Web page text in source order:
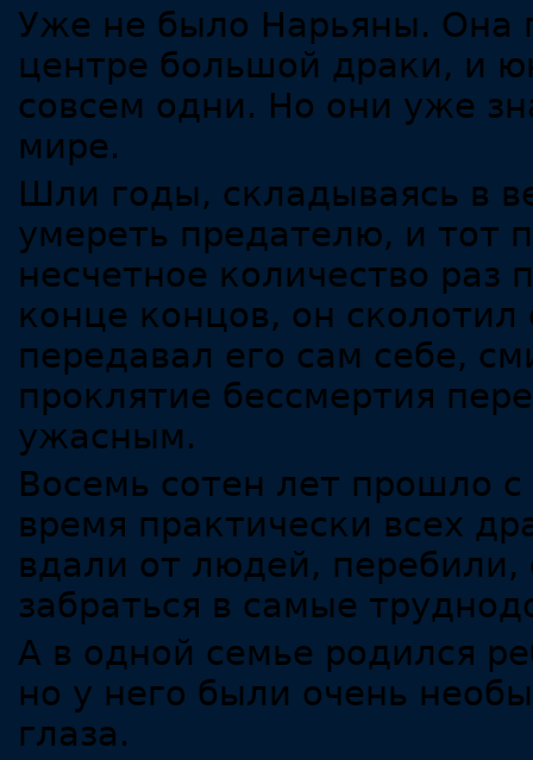
Уже не было Нарьяны. Она
центре большой драки, и
совсем одни. Но они уже
мире.
Шли годы, складываясь в
умереть предателю, и тот
несчетное количество раз
конце концов, он сколотил
передавал его сам себе,
проклятие бессмертия
ужасным.
Восемь сотен лет прошло
время практически всех
вдали от людей, перебили,
забраться в самые
А в одной семье родился
но у него были очень
глаза.